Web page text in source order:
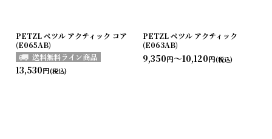
PETZL ペツル アクティック コア
(E065AB)
13,530円(税込)
PETZL ペツル アクティック
(E063AB)
9,350円～10,120円(税込)